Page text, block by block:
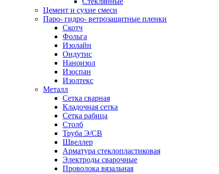
Цемент и сухие смеси
Паро- гидро- ветрозащитные пленки
Скотч
Фольга
Изолайн
Ондутис
Наноизол
Изоспан
Изолтекс
Металл
Сетка сварная
Кладочная сетка
Сетка рабица
Столб
Труба Э/СВ
Швеллер
Арматура стеклопластиковая
Электроды сварочные
Проволока вязальная